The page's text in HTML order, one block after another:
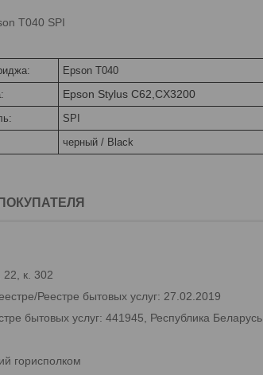
T040 SPI
Epson T040
Epson Stylus C62,CX3200
SPI
черный / Black
к. 302
Реестре бытовых услуг: 27.02.2019
бытовых услуг: 441945, Республика Беларусь
горисполком